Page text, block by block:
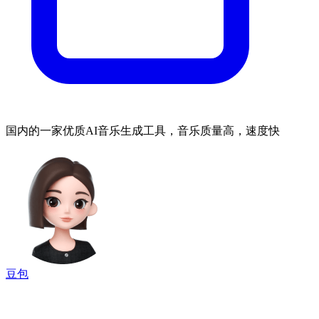
国内的一家优质AI音乐生成工具，音乐质量高，速度快
豆包